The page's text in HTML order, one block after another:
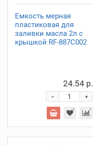
Емкость мерная
пластиковая для
заливки масла 2л с
крышкой RF-887C002
24.54 р.
+
-